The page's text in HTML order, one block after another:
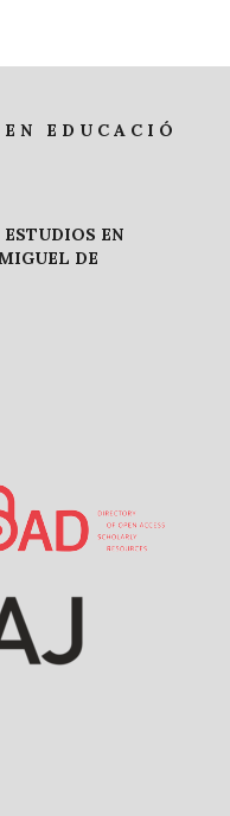
N E D U C A C I Ó
EN
DE